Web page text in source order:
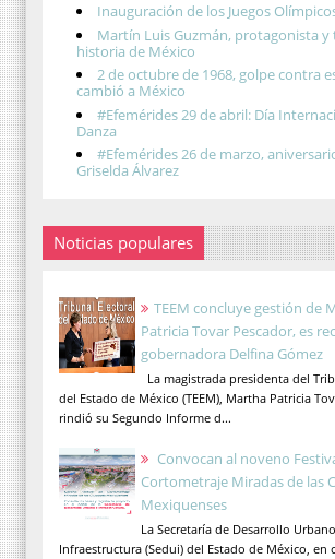
Inauguración de los Juegos
Martín Luis Guzmán, protagonista y
historia de México
2 de octubre de 1968, golpe contra
cambió a México
#Efemérides 29 de abril: Día
Danza
#Efemérides 26 de marzo,
Griselda Álvarez
Noticias populares
TEEM concluye gestión de
Patricia Tovar Pescador, es
gobernadora Delfina Gómez
La magistrada presidenta del
del Estado de México (TEEM), Martha Patricia
rindió su Segundo Informe d...
Convocan al noveno
Cortometraje Miradas de las
Mexiquenses
La Secretaría de Desarrollo
Infraestructura (Sedui) del Estado de México, en